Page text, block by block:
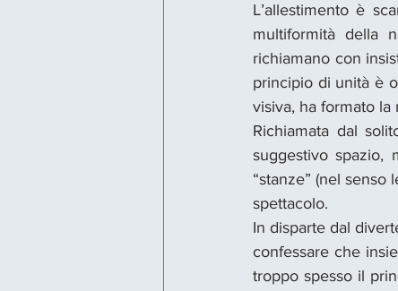
L’allestimento è
multiformità della
richiamano con
principio di unità è
visiva, ha formato
Richiamata dal
suggestivo spazio,
“stanze” (nel
spettacolo.
In disparte dal
confessare che
troppo spesso il